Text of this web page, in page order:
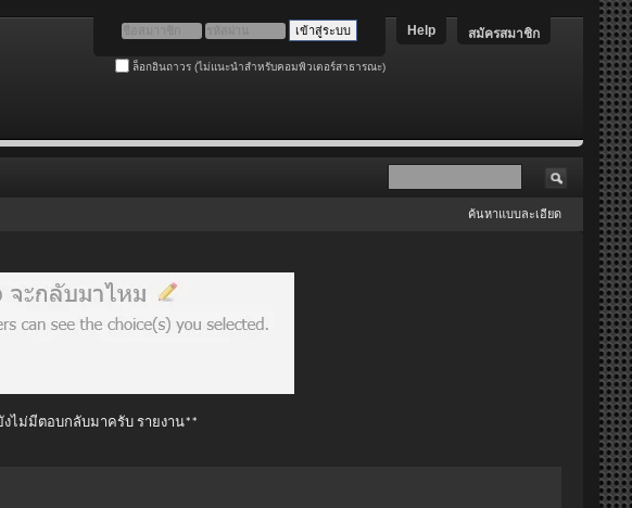
สมัครสมาชิก
Help
ล็อกอินถาวร (ไม่แนะนำสำหรับคอมพิวเตอร์สาธารณะ)
ค้นหาแบบละเอียด
งไม่มีตอบกลับมาครับ รายงาน**